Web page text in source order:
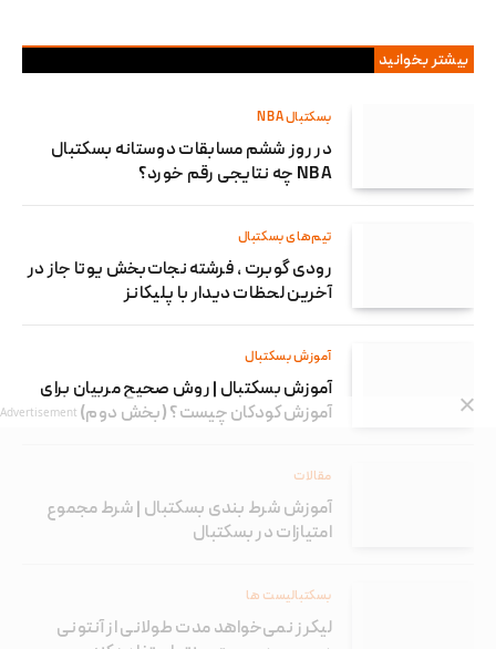
بیشتر بخوانید
بسکتبال NBA
در روز ششم مسابقات دوستانه بسکتبال
NBA چه نتایجی رقم خورد؟
تیم‌های بسکتبال
رودی گوبرت ، فرشته نجات‌بخش یوتا جاز در
آخرین لحظات دیدار با پلیکانز
آموزش بسکتبال
آموزش بسکتبال | روش صحیح مربیان برای
آموزش کودکان چیست؟ (بخش دوم)
مقالات
آموزش شرط بندی بسکتبال | شرط مجموع
امتیازات در بسکتبال
بسکتبالیست ها
لیکرز نمی‌خواهد مدت طولانی از آنتونی
Advertisement